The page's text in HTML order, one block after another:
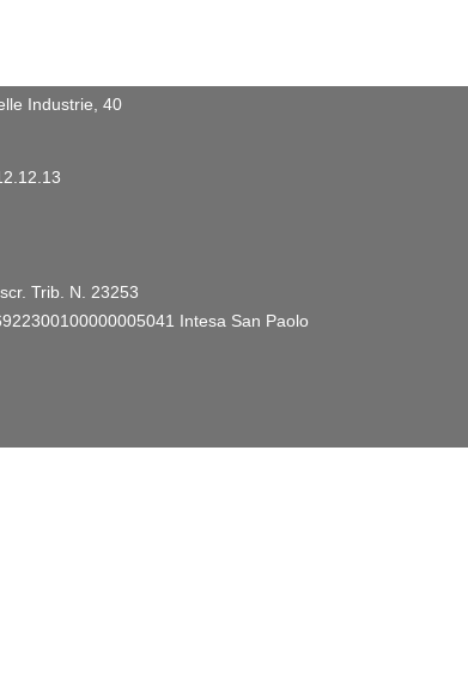
Industrie, 40
Trib. N. 23253
Intesa San Paolo